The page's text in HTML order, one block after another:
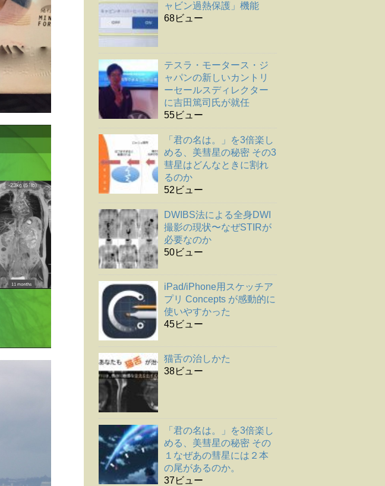
ャビン過熱保護」機能
68ビュー
テスラ・モータース・ジ
ャパンの新しいカントリ
ーセールスディレクター
に吉田篤司氏が就任
55ビュー
「君の名は。」を3倍楽し
める、美彗星の秘密 その3
彗星はどんなときに割れ
るのか
52ビュー
DWIBS法による全身DWI
撮影の現状〜なぜSTIRが
必要なのか
50ビュー
iPad/iPhone用スケッチア
プリ Concepts が感動的に
使いやすかった
45ビュー
猫舌の治しかた
38ビュー
「君の名は。」を3倍楽し
める、美彗星の秘密 その
１なぜあの彗星には２本
の尾があるのか。
37ビュー